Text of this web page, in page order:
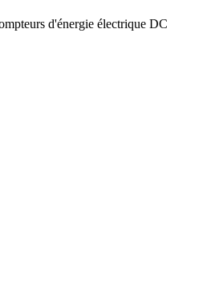
d'énergie électrique DC